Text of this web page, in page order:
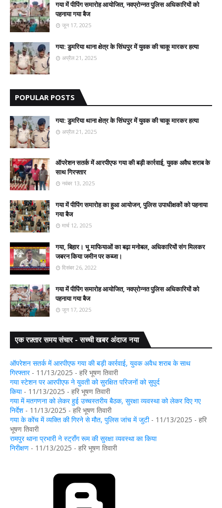
गया में पीपिंग समारोह आयोजित, नवप्रोन्नत पुलिस अधिकारियों को
पहनाया गया बैज
जून 17, 2025
गया: डुमरिया थाना क्षेत्र के सिंघपुर में युवक की चाकू मारकर हत्या
अप्रैल 21, 2025
POPULAR POSTS
गया: डुमरिया थाना क्षेत्र के सिंघपुर में युवक की चाकू मारकर हत्या
अप्रैल 21, 2025
ऑपरेशन सतर्क में आरपीएफ गया की बड़ी कार्रवाई, युवक अवैध शराब के
साथ गिरफ्तार
नवंबर 13, 2025
गया में पीपिंग समारोह का हुआ आयोजन, पुलिस उपाधीक्षकों को पहनाया
गया बैज
मार्च 12, 2025
गया, बिहार। भू माफियाओं का बढ़ा मनोबल, अधिकारियों संग मिलकर
जबरन किया जमीन पर कब्जा।
दिसंबर 26, 2022
गया में पीपिंग समारोह आयोजित, नवप्रोन्नत पुलिस अधिकारियों को
पहनाया गया बैज
जून 17, 2025
एक रफ़्तार समय संचार - सच्ची खबर अंदाज नया
ऑपरेशन सतर्क में आरपीएफ गया की बड़ी कार्रवाई, युवक अवैध शराब के साथ
गिरफ्तार- 11/13/2025 - हरि भूषण तिवारी
गया स्टेशन पर आरपीएफ ने युवती को सुरक्षित परिजनों को सुपुर्द
किया- 11/13/2025 - हरि भूषण तिवारी
गया में मतगणना को लेकर हुई उच्चस्तरीय बैठक, सुरक्षा व्यवस्था को लेकर दिए गए
निर्देश- 11/13/2025 - हरि भूषण तिवारी
गया के कोंच में व्यक्ति की गिरने से मौत, पुलिस जांच में जुटी- 11/13/2025 - हरि
भूषण तिवारी
रामपुर थाना प्रभारी ने स्ट्रॉंग रूम की सुरक्षा व्यवस्था का किया
निरीक्षण - 11/13/2025 - हरि भूषण तिवारी